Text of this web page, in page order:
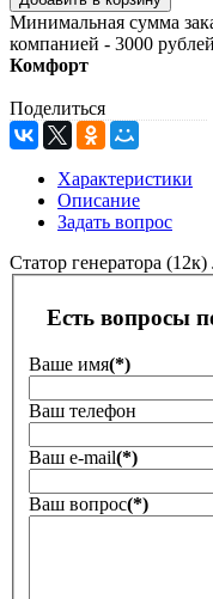
Минимальная сумма
компанией - 3000 рублей
Комфорт
Поделиться
Характеристики
Описание
Задать вопрос
Статор генератора
Есть вопросы
Ваше имя(*)
Ваш телефон
Ваш е-mail(*)
Ваш вопрос(*)